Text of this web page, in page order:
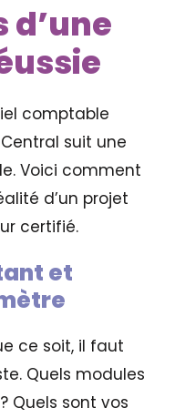
d’une
comptable
suit une
Voici comment
d’un projet
certifié.
et
ce soit, il faut
Quels modules
Quels sont vos